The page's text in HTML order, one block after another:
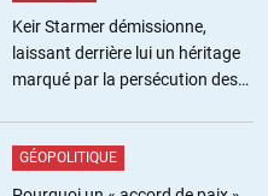
Keir Starmer démissionne,
laissant derrière lui un héritage
marqué par la persécution des
GÉOPOLITIQUE